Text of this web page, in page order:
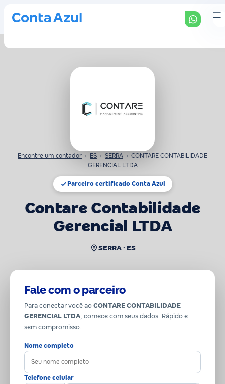
Encontre um contador › ES › SERRA › CONTARE CONTABILIDADE
GERENCIAL LTDA
Parceiro certificado Conta Azul
Contare Contabilidade
Gerencial LTDA
SERRA · ES
Fale com o parceiro
Para conectar você ao CONTARE CONTABILIDADE
GERENCIAL LTDA, comece com seus dados. Rápido e
sem compromisso.
Nome completo
Telefone celular